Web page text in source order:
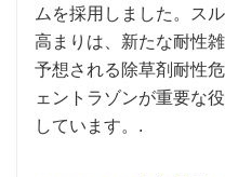
ムを採用しました。ス
高まりは、新たな耐性
予想される除草剤耐性
ェントラゾンが重要な
しています。.